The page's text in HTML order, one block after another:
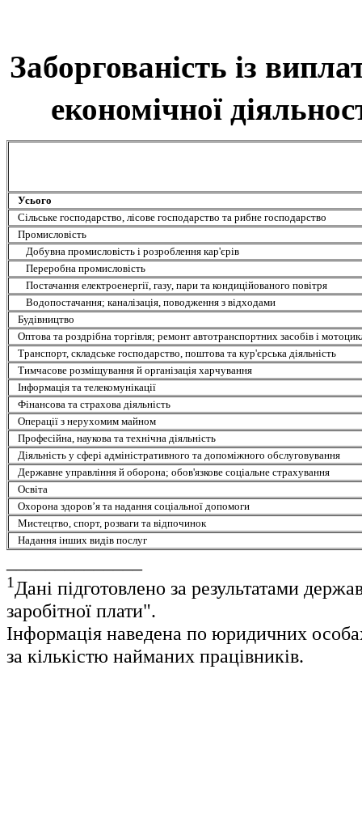
Заборгованість із
економічної
Усього
Сільське господарство, лісове господарство та рибне господарство
Промисловість
Добувна промисловість і розроблення кар'єрів
Переробна промисловість
Постачання електроенергії, газу, пари та кондиційованого повітря
Водопостачання; каналізація, поводження з відходами
Будівництво
Оптова та роздрібна торгівля; ремонт автотранспортних засобів і
Транспорт, складське господарство, поштова та кур'єрська діяльність
Тимчасове розміщування й організація харчування
Інформація та телекомунікації
Фінансова та страхова діяльність
Операції з нерухомим майном
Професійна, наукова та технічна діяльність
Діяльність у сфері адміністративного та допоміжного обслуговування
Державне управління й оборона; обов'язкове соціальне страхування
Освіта
Охорона здоров’я та надання соціальної допомоги
Мистецтво, спорт, розваги та відпочинок
Надання інших видів послуг
1 Дані підготовлено за результатами
заробітної плати".
Інформація наведена по юридичних
за кількістю найманих працівників.